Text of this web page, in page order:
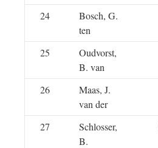
24
Bosch, G.
ten
25
Oudvorst,
B. van
26
Maas, J.
van der
27
Schlosser,
B.